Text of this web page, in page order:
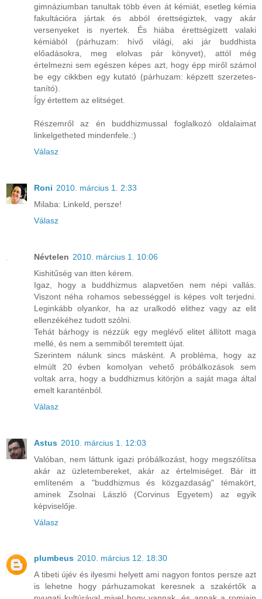
gimnáziumban tanultak több éven át kémiát, esetleg kémia
fakultációra jártak és abból érettségiztek, vagy akár
versenyeket is nyertek. És hiába érettségizett valaki
kémiából (párhuzam: hívő világi, aki jár buddhista
előadásokra, meg elolvas pár könyvet), attól még
értelmezni sem egészen képes azt, hogy épp miről számol
be egy cikkben egy kutató (párhuzam: képzett szerzetes-
tanító).
Így értettem az elitséget.
Részemről az én buddhizmussal foglalkozó oldalaimat
linkelgetheted mindenfele.:)
Válasz
Roni 2010. március 1. 2:33
Milaba: Linkeld, persze!
Válasz
Névtelen 2010. március 1. 10:06
Kishitűség van itten kérem.
Igaz, hogy a buddhizmus alapvetően nem népi vallás.
Viszont néha rohamos sebességgel is képes volt terjedni.
Leginkább olyankor, ha az uralkodó elithez vagy az elit
ellenzékéhez tudott szólni.
Tehát bárhogy is nézzük egy meglévő elitet állított maga
mellé, és nem a semmiből teremtett újat.
Szerintem nálunk sincs másként. A probléma, hogy az
elmúlt 20 évben komolyan vehető próbálkozások sem
voltak arra, hogy a buddhizmus kitörjön a saját maga által
emelt karanténból.
Válasz
Astus 2010. március 1. 12:03
Valóban, nem láttunk igazi próbálkozást, hogy megszólítsa
akár az üzletembereket, akár az értelmiséget. Bár itt
említeném a "buddhizmus és közgazdaság" témakört,
aminek Zsolnai László (Corvinus Egyetem) az egyik
képviselője.
Válasz
plumbeus 2010. március 12. 18:30
A tibeti újév és ilyesmi helyett ami nagyon fontos persze azt
is lehetne hogy párhuzamokat keresnek a szakértők a